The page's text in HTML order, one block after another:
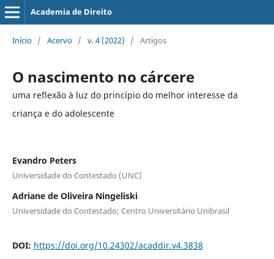
Academia de Direito
Início / Acervo / v. 4 (2022) / Artigos
O nascimento no cárcere
uma reflexão à luz do princípio do melhor interesse da
criança e do adolescente
Evandro Peters
Universidade do Contestado (UNC)
Adriane de Oliveira Ningeliski
Universidade do Contestado; Centro Universitário Unibrasil
DOI: https://doi.org/10.24302/acaddir.v4.3838